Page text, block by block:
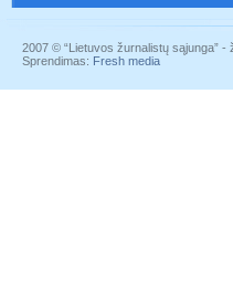
2007 © “Lietuvos žurnalistų sąjunga”
Sprendimas: Fresh media